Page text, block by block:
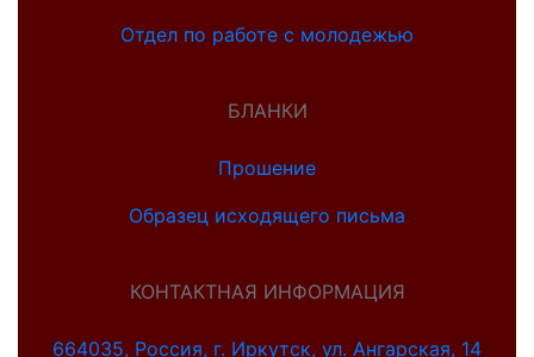
Отдел по работе с молодежью
БЛАНКИ
Прошение
Образец исходящего письма
КОНТАКТНАЯ ИНФОРМАЦИЯ
664035, Россия, г. Иркутск, ул. Ангарская, 14